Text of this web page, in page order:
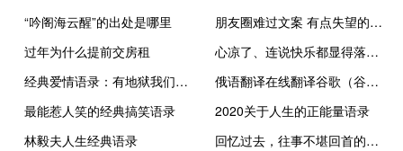
“吟阁海云醒”的出处是哪里
朋友圈难过文案 有点失望的心情说说
过年为什么提前交房租
心凉了、连说快乐都显得落寞的伤感经典爱情语录
经典爱情语录：有地狱我们一起猖獗
俄语翻译在线翻译谷歌（谷歌俄语在线翻译）
最能惹人笑的经典搞笑语录
2020关于人生的正能量语录
林毅夫人生经典语录
回忆过去，往事不堪回首的经典爱情语录